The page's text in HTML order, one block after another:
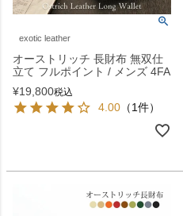
exotic leather
オーストリッチ 長財布 無双仕
立て フルポイント / メンズ 4FA
¥19,800税込
4.00 （1件）